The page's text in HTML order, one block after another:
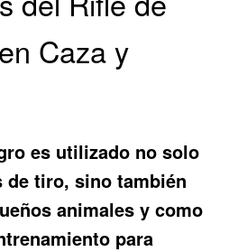
Caza y
es utilizado no solo
de tiro, sino también
animales y como
para